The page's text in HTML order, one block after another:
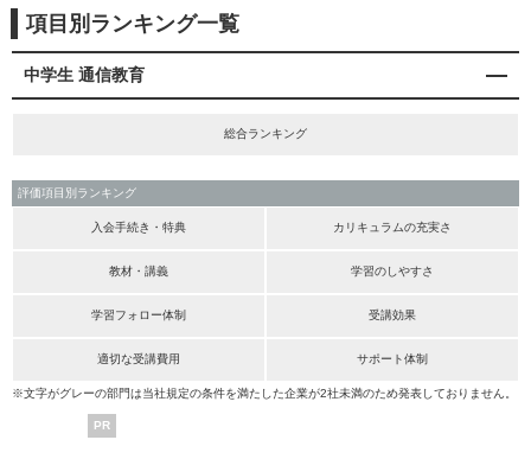
項目別ランキング一覧
中学生 通信教育
総合ランキング
評価項目別ランキング
入会手続き・特典 カリキュラムの充実さ
教材・講義 学習のしやすさ
学習フォロー体制 受講効果
適切な受講費用 サポート体制
※文字がグレーの部門は当社規定の条件を満たした企業が2社未満のため発表しておりません。
PR